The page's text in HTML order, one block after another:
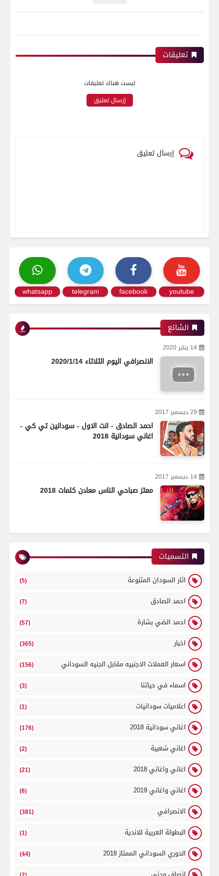
تعليقات
ليست هناك تعليقات
إرسال تعليق
إرسال تعليق
youtube
facebook
telegram
whatsapp
الشائع
14 يناير 2020
الانصرافي اليوم الثلاثاء 2020/1/14
29 ديسمبر 2017
احمد الصادق - انت الاول - سودانين تي كي -
اغاني سودانية 2018
14 ديسمبر 2017
معتز صباحي الناس معادن كلمات 2018
التسميات
اثار السودان المتنوعة (5)
احمد الصادق (7)
احمد الضي بشارة (57)
اخبار (365)
اسعار العملات الاجنبيه مقابل الجنيه السوداني (156)
اسماء في حياتنا (3)
اعلاميات سودانيات (1)
اغاني سودانية 2018 (176)
اغاني شعبية (2)
اغاني واغاني 2018 (21)
اغاني واغاني 2019 (6)
الانصرافي (381)
البطولة العربية للاندية (1)
الدوري السوداني الممتاز 2018 (44)